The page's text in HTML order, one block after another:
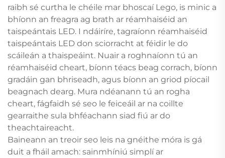
raibh sé curtha le chéile mar bhoscaí Lego, is minic a
bhíonn an freagra ag brath ar réamhaiséid an
taispeántais LED. I ndáiríre, tagraíonn réamhaiséid
taispeántais LED don sciorracht at féidir le do
scáileán a thaispeáint. Nuair a roghnaíonn tú an
réamhaiséid cheart, bíonn téacs beag corrach, bíonn
gradáin gan bhriseadh, agus bíonn an griod píocail
beagnach dearg. Mura ndéanann tú an rogha
cheart, fágfaidh sé seo le feiceáil ar na coillte
gearraithe sula bhféachann siad fiú ar do
theachtaireacht.
Baineann an treoir seo leis na gnéithe móra is gá
duit a fháil amach: sainmhíniú simplí ar